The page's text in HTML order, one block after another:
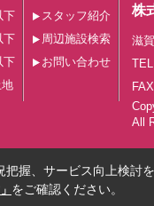
下
下
下
スタッフ紹介
周辺施設検索
お問い合わせ
株
滋
All
握、サービス向上検討
をご確認ください。